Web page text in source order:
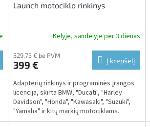
Launch motociklo rinkinys
Kelyje, sandėlyje per 3 dienas
329,75 € be PVM
399 € Į krepšelį
Adapterių rinkinys ir programinės įrangos
licencija, skirta BMW, "Ducati", "Harley-
Davidson", "Honda", "Kawasaki", "Suzuki",
"Yamaha" ir kitų markių motociklams.